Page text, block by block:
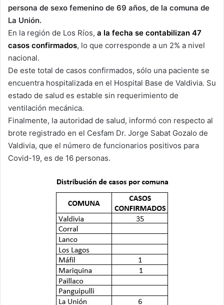
persona de sexo femenino de 69 años, de la comuna de
La Unión.
En la región de Los Ríos, a la fecha se contabilizan 47
casos confirmados, lo que corresponde a un 2% a nivel
nacional.
De este total de casos confirmados, sólo una paciente se
encuentra hospitalizada en el Hospital Base de Valdivia. Su
estado de salud es estable sin requerimiento de
ventilación mecánica.
Finalmente, la autoridad de salud, informó con respecto al
brote registrado en el Cesfam Dr. Jorge Sabat Gozalo de
Valdivia, que el número de funcionarios positivos para
Covid-19, es de 16 personas.